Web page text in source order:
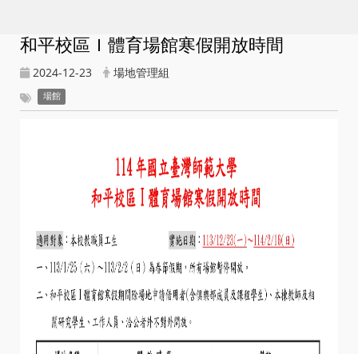
和平校區Ｉ體育場館寒假開放時間
2024-12-23 場地管理組
場館